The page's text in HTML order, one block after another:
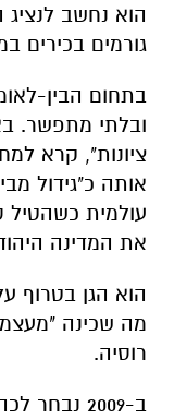
הוא נחשב
גורמים בכירים
בתחום הבין-
ציונות", קרא
אותה כ"גידול
עולמית
את המדינה
הוא הגן בטרוף
מה שכינה
רוסיה.
ב-2009